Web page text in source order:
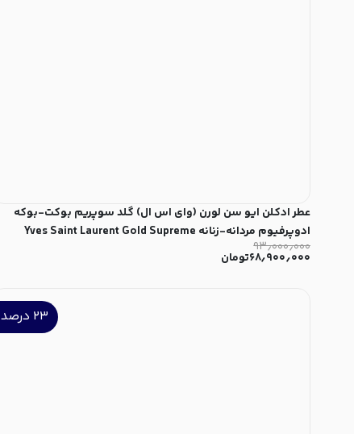
عطر ادکلن ایو سن لورن (وای اس ال) گلد سوپریم بوکت-بوکه
ادوپرفیوم مردانه-زنانه Yves Saint Laurent Gold Supreme
Bouquet Unisex EDP
۹۳٫۰۰۰٫۰۰۰
۶۸٫۹۰۰٫۰۰۰تومان
۲۳ درصد